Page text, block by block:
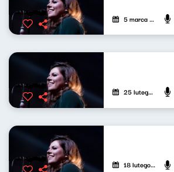
5 marca 2022
25 lutego 2022
18 lutego 2022